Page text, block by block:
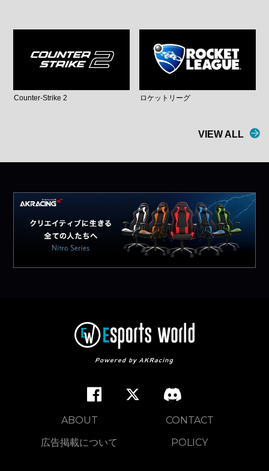
Counter-Strike 2 ロケットリーグ
VIEW ALL
ABOUT
CONTACT
広告掲載について
POLICY